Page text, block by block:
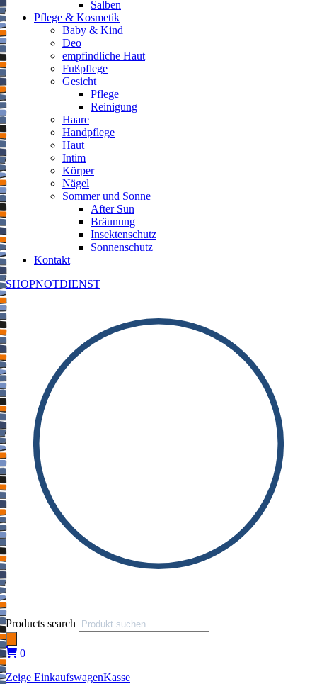
Salben
Pflege & Kosmetik
Baby & Kind
Deo
empfindliche Haut
Fußpflege
Gesicht
Pflege
Reinigung
Haare
Handpflege
Haut
Intim
Körper
Nägel
Sommer und Sonne
After Sun
Bräunung
Insektenschutz
Sonnenschutz
Kontakt
SHOPNOTDIENST
Products search
0
Zeige EinkaufswagenKasse